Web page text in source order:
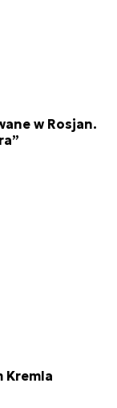
w Rosjan.
Kremla